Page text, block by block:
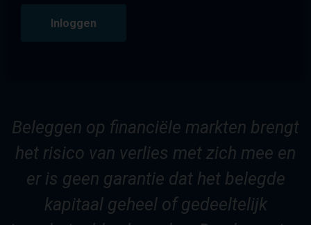
Inloggen
Beleggen op financiële markten brengt
het risico van verlies met zich mee en
er is geen garantie dat het belegde
kapitaal geheel of gedeeltelijk